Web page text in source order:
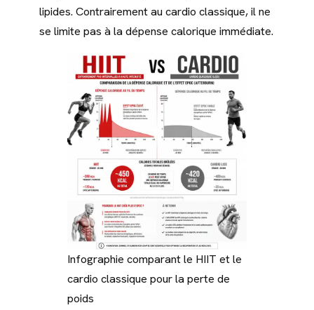
lipides. Contrairement au cardio classique, il ne
se limite pas à la dépense calorique immédiate.
Infographie comparant le HIIT et le
cardio classique pour la perte de
poids